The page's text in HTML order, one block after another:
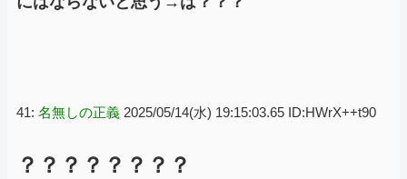
41: 名無しの正義 2025/05/14(水) 19:15:03.65 ID:HWrX++t90
？？？？？？？？